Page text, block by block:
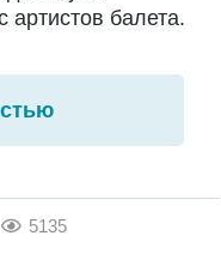
балета.
5135